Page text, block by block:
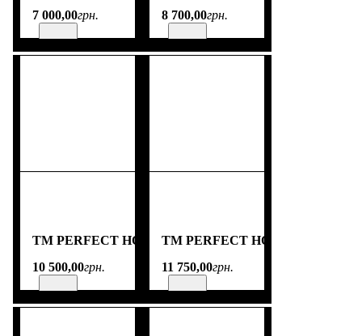
7 000,00грн.
8 700,00грн.
TM PERFECT HOME
10 500,00грн.
TM PERFECT HOME
11 750,00грн.